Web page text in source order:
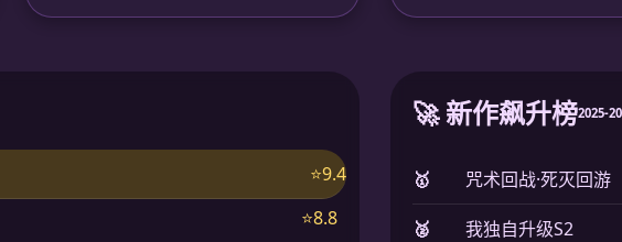
⭐9.4
⭐8.8
🚀 新作飙升榜2025-
🥇 咒术回战·死灭回游
🥈 我独自升级S2